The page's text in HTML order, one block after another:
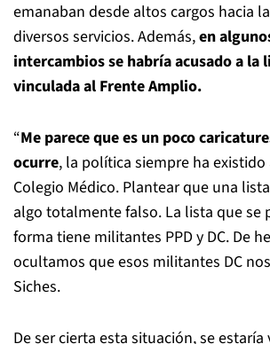
emanaban desde altos cargos hacia
diversos servicios. Además,en
intercambios se habría acusado a la
vinculada al Frente Amplio.
“Me parece que es un poco
ocurre, la política siempre ha
Colegio Médico. Plantear que una
algo totalmente falso. La lista que se
forma tiene militantes PPD y DC. De
ocultamos que esos militantes DC
Siches.
De ser cierta esta situación, se